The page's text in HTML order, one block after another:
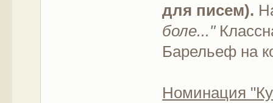
для писем).
боле..."
Барельеф на
Номинация